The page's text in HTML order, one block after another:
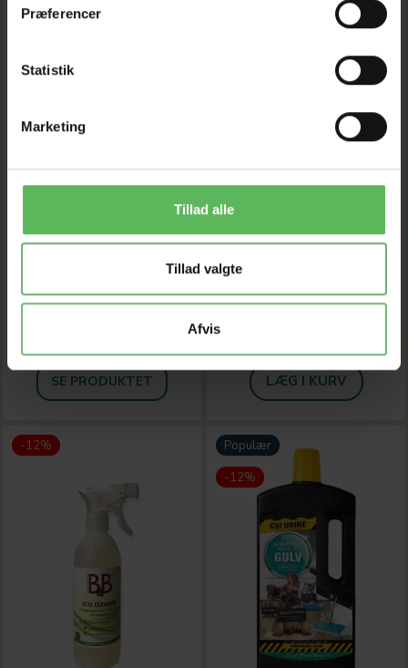
Præferencer
Statistik
Marketing
Tillad alle
Tillad valgte
Afvis
TRANSPORT KASSE
MED MÅTTE
Pris fra
Du sparer:59,88 DKK
SE PRODUKTET
CSI TEKSTIL RENS
SPRAY TIL HUND OG
104,72 DKK
Du sparer:
Tilbud udløber 08/08/2026
LÆG I KURV
-12%
Populær
-12%